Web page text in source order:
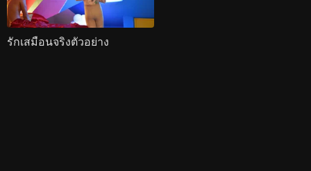
รักเสมือนจริงตัวอย่าง